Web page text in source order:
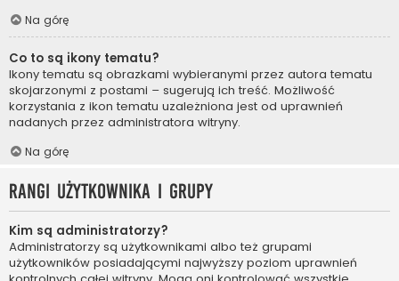
Na górę
Co to są ikony tematu?
Ikony tematu są obrazkami wybieranymi przez autora tematu
skojarzonymi z postami – sugerują ich treść. Możliwość
korzystania z ikon tematu uzależniona jest od uprawnień
nadanych przez administratora witryny.
Na górę
Rangi użytkownika i grupy
Kim są administratorzy?
Administratorzy są użytkownikami albo też grupami
użytkowników posiadającymi najwyższy poziom uprawnień